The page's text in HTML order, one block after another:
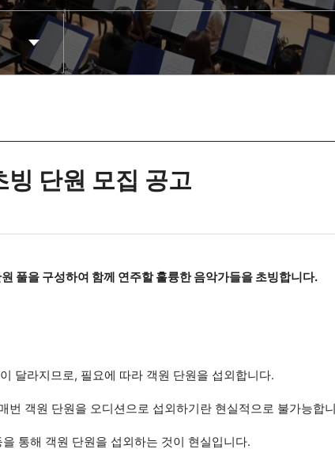
단원 모집 공고
풀을 구성하여 함께 연주할 훌륭한 음악가들을 초빙합니다.
달라지므로, 필요에 따라 객원 단원을 섭외합니다.
번 객원 단원을 오디션으로 섭외하기란 현실적으로 불가능합
통해 객원 단원을 섭외하는 것이 현실입니다.